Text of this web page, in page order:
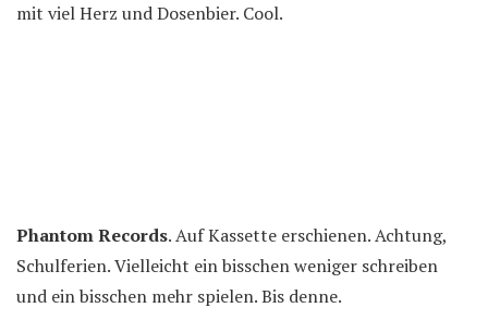
mit viel Herz und Dosenbier. Cool.
Phantom Records. Auf Kassette erschienen. Achtung,
Schulferien. Vielleicht ein bisschen weniger schreiben
und ein bisschen mehr spielen. Bis denne.